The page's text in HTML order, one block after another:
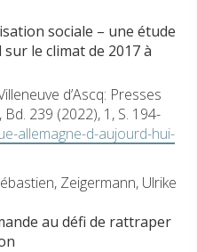
sociale – une étude
le climat de 2017 à
d’Ascq: Presses
239 (2022), 1, S. 194-
allemagne-d-aujourd-hui-
Zeigermann, Ulrike
au défi de rattraper